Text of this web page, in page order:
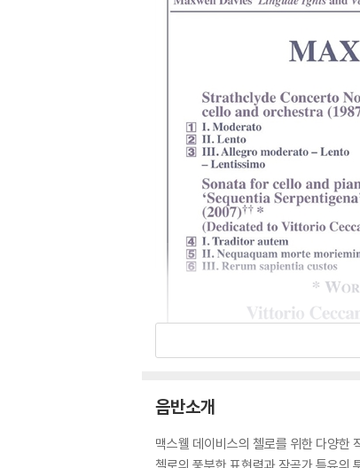
음반소개
맥스웰 데이비스의 첼로를 위한 다양한